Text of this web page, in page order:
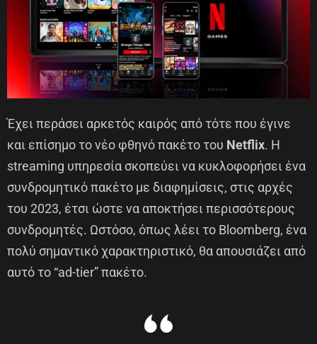
Έχει περάσει αρκετός καιρός από τότε που έγινε
και επίσημο το νέο φθηνό πακέτο του Netflix. Η
streaming υπηρεσία σκοπεύει να κυκλοφορήσει ένα
συνδρομητικό πακέτο με διαφημίσεις, στις αρχές
του 2023, έτσι ώστε να αποκτήσει περισσότερους
συνδρομητές. Ωστόσο, όπως λέει το Bloomberg, ένα
πολύ σημαντικό χαρακτηριστικό, θα απουσιάζει από
αυτό το “ad-tier” πακέτο.